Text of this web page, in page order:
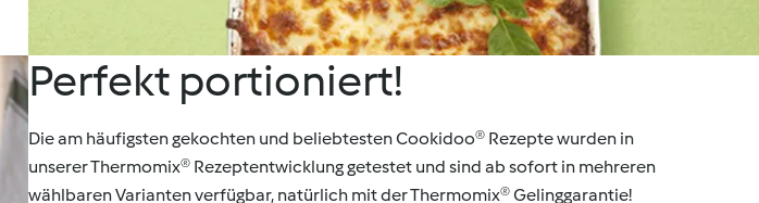
Perfekt portioniert!
Die am häufigsten gekochten und beliebtesten Cookidoo® Rezepte wurden in
unserer Thermomix® Rezeptentwicklung getestet und sind ab sofort in mehreren
wählbaren Varianten verfügbar, natürlich mit der Thermomix® Gelinggarantie!